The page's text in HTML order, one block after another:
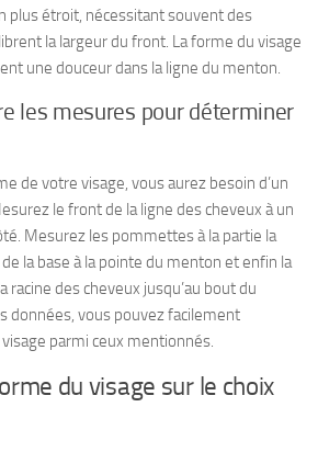
plus étroit, nécessitant souvent des
la largeur du front. La forme du visage
une douceur dans la ligne du menton.
les mesures pour déterminer
de votre visage, vous aurez besoin d’un
le front de la ligne des cheveux à un
Mesurez les pommettes à la partie la
la base à la pointe du menton et enfin la
racine des cheveux jusqu’au bout du
données, vous pouvez facilement
parmi ceux mentionnés.
du visage sur le choix